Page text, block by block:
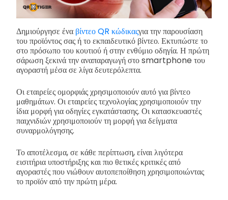
Δημιούργησε ένα βίντεο QR κώδικαςγια την παρουσίαση
του προϊόντος σας ή το εκπαιδευτικό βίντεο. Εκτυπώστε το
στο πρόσωπο του κουτιού ή στην ενθύμιο οδηγία. Η πρώτη
σάρωση ξεκινά την αναπαραγωγή στο smartphone του
αγοραστή μέσα σε λίγα δευτερόλεπτα.
Οι εταιρείες ομορφιάς χρησιμοποιούν αυτό για βίντεο
μαθημάτων. Οι εταιρείες τεχνολογίας χρησιμοποιούν την
ίδια μορφή για οδηγίες εγκατάστασης. Οι κατασκευαστές
παιχνιδιών χρησιμοποιούν τη μορφή για δείγματα
συναρμολόγησης.
Το αποτέλεσμα, σε κάθε περίπτωση, είναι λιγότερα
εισιτήρια υποστήριξης και πιο θετικές κριτικές από
αγοραστές που νιώθουν αυτοπεποίθηση χρησιμοποιώντας
το προϊόν από την πρώτη μέρα.